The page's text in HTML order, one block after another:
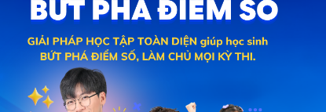
CHẮC SUẤT ĐẠI HỌC TOP